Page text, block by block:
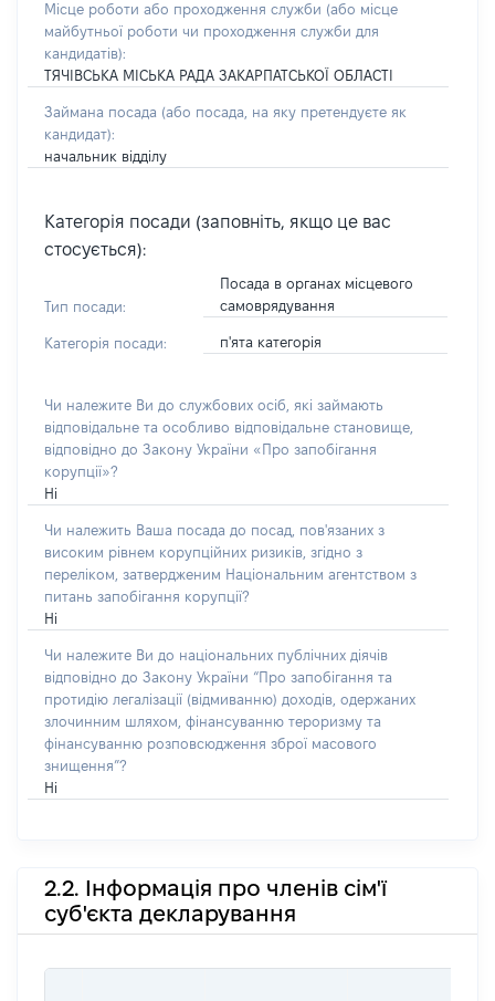
Місце роботи або проходження служби (або місце
майбутньої роботи чи проходження служби для
кандидатів):
ТЯЧІВСЬКА МІСЬКА РАДА ЗАКАРПАТСЬКОЇ ОБЛАСТІ
Займана посада (або посада, на яку претендуєте як
кандидат):
начальник відділу
Категорія посади (заповніть, якщо це вас
стосується):
Тип посади:
Посада в органах місцевого
самоврядування
Категорія посади: п'ята категорія
Чи належите Ви до службових осіб, які займають
відповідальне та особливо відповідальне становище,
відповідно до Закону України «Про запобігання
корупції»?
Ні
Чи належить Ваша посада до посад, пов'язаних з
високим рівнем корупційних ризиків, згідно з
переліком, затвердженим Національним агентством з
питань запобігання корупції?
Ні
Чи належите Ви до національних публічних діячів
відповідно до Закону України “Про запобігання та
протидію легалізації (відмиванню) доходів, одержаних
злочинним шляхом, фінансуванню тероризму та
фінансуванню розповсюдження зброї масового
знищення”?
Ні
2.2. Інформація про членів сім'ї
суб'єкта декларування